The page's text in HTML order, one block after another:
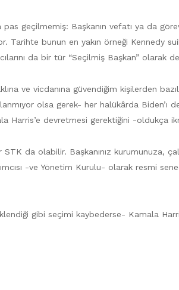
geçilmemiş: Başkanın vefatı ya da
Tarihte bunun en yakın örneği Kennedy
da bir tür “Seçilmiş Başkan”
ve vicdanına güvendiğim kişilerden
olsa gerek- her halükârda Biden’ı
Harris’e devretmesi gerektiğini -oldukça
da olabilir. Başkanınız kurumunuza,
-ve Yönetim Kurulu- olarak resmi
gibi seçimi kaybederse- Kamala